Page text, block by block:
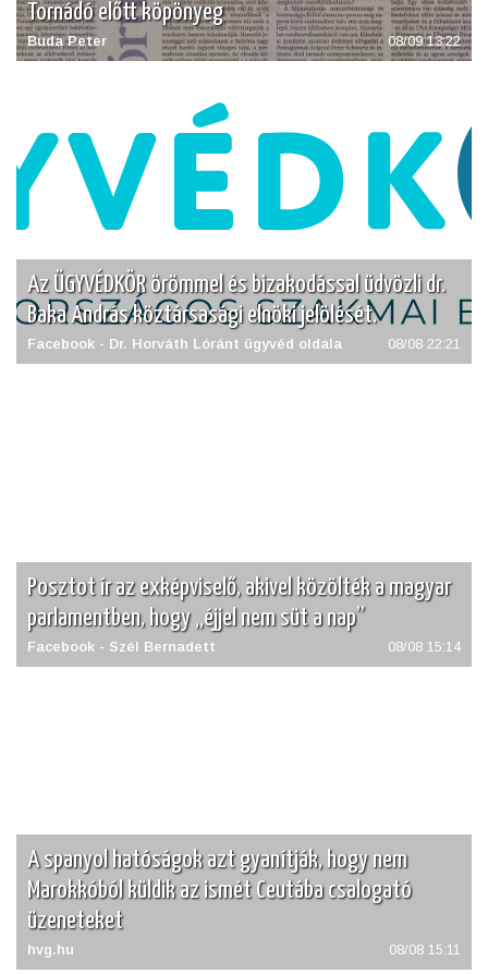
Tornádó előtt köpönyeg
Buda Peter 08/09 13:22
Az ÜGYVÉDKÖR örömmel és bizakodással üdvözli dr.
Baka András köztársasági elnöki jelölését.
Facebook - Dr. Horváth Lóránt ügyvéd oldala 08/08 22:21
Posztot ír az exképviselő, akivel közölték a magyar
parlamentben, hogy „éjjel nem süt a nap”
Facebook - Szél Bernadett 08/08 15:14
A spanyol hatóságok azt gyanítják, hogy nem
Marokkóból küldik az ismét Ceutába csalogató
üzeneteket
hvg.hu 08/08 15:11